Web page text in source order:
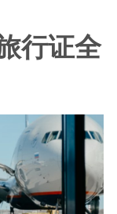
行证全